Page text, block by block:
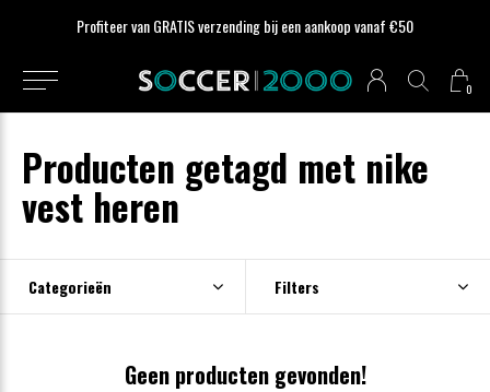
0
Profiteer van GRATIS verzending bij een aankoop vanaf €50
Producten getagd met nike
vest heren
Categorieën Filters
Geen producten gevonden!